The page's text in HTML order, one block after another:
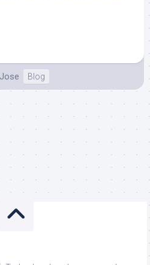
Jose Blog